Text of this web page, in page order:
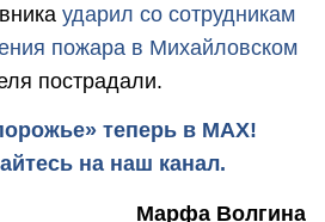
ударил со сотрудникам
пожара в Михайловском
пострадали.
теперь в MAX!
на наш канал.
Марфа Волгина